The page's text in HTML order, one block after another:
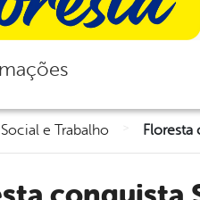
e Trabalho